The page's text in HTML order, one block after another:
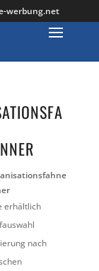
werbung.net
erhältlich
nach